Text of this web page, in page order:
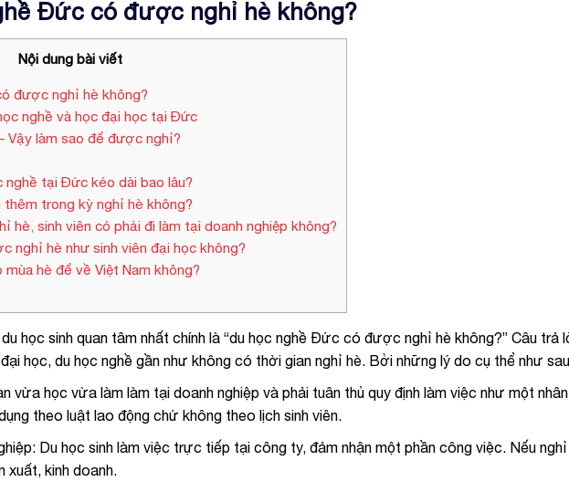
Đức có được nghỉ hè không?
Nội dung bài viết
được nghỉ hè không?
nghề và học đại học tại Đức
Vậy làm sao để được nghỉ?
nghề tại Đức kéo dài bao lâu?
trong kỳ nghỉ hè không?
hè, sinh viên có phải đi làm tại doanh nghiệp không?
nghỉ hè như sinh viên đại học không?
hè để về Việt Nam không?
học sinh quan tâm nhất chính là “du học nghề Đức có được nghỉ hè không?” Câu trả
học, du học nghề gần như không có thời gian nghỉ hè. Bởi những lý do cụ thể như
vừa học vừa làm làm tại doanh nghiệp và phải tuân thủ quy định làm việc như một
theo luật lao động chứ không theo lịch sinh viên.
Du học sinh làm việc trực tiếp tại công ty, đảm nhận một phần công việc. Nếu
xuất, kinh doanh.